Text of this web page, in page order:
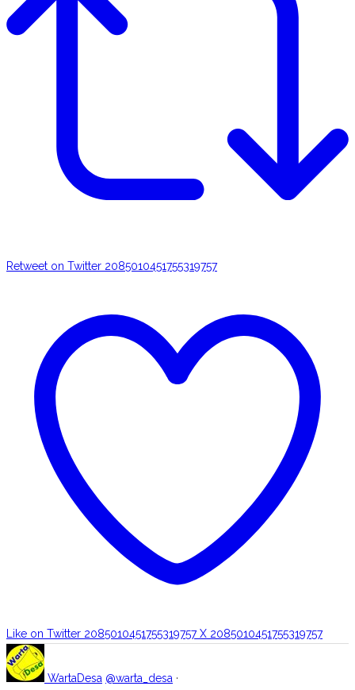
Retweet on Twitter 2085010451755319757
Like on Twitter 2085010451755319757 X 2085010451755319757
WartaDesa @warta_desa ·